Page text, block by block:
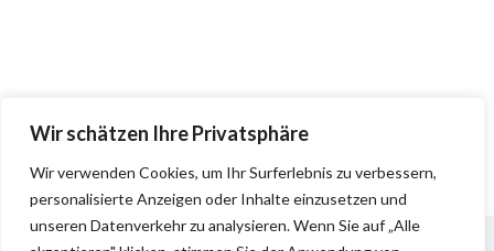
Wir schätzen Ihre Privatsphäre
Wir verwenden Cookies, um Ihr Surferlebnis zu verbessern,
personalisierte Anzeigen oder Inhalte einzusetzen und
unseren Datenverkehr zu analysieren. Wenn Sie auf „Alle